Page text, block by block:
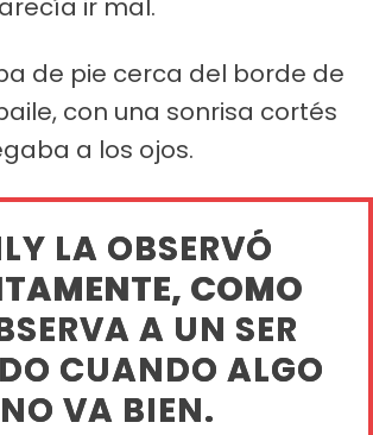
ir mal.
de pie cerca del borde de
con una sonrisa cortés
a los ojos.
LA OBSERVÓ
COMO
A UN SER
CUANDO ALGO
NO VA BIEN.